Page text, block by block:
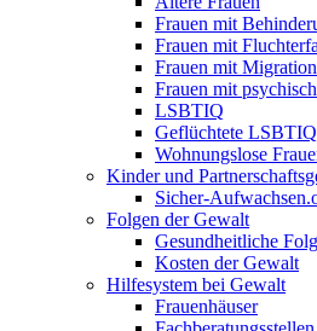
Frauen mit
Frauen mit
Frauen mit
Frauen mit
LSBTIQ
Geflüchtete LSBTIQ
Wohnungslose
Kinder und
Sicher-
Folgen der Gewalt
Gesundheitliche
Kosten der Gewalt
Hilfesystem bei Gewalt
Frauenhäuser